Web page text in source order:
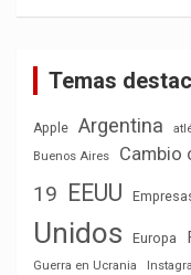
Temas
Apple Argentina
Buenos Aires
Cambio
19 EEUU
Unidos
Europa
Guerra en Ucrania